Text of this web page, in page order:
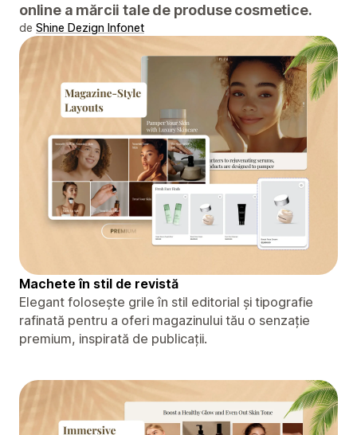
online a mărcii tale de produse cosmetice.
de Shine Dezign Infonet
Machete în stil de revistă
Elegant folosește grile în stil editorial și tipografie
rafinată pentru a oferi magazinului tău o senzație
premium, inspirată de publicații.